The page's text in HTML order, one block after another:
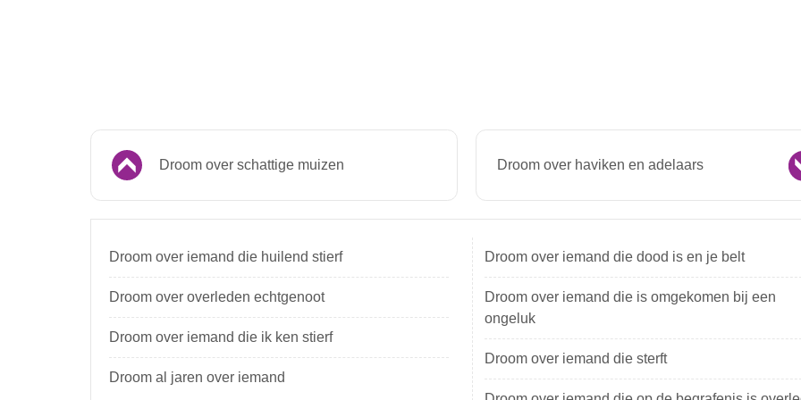
Droom over schattige muizen Droom over haviken en adelaars
Droom over iemand die huilend stierf
Droom over overleden echtgenoot
Droom over iemand die ik ken stierf
Droom al jaren over iemand
Droom over iemand die dood is en je belt
Droom over iemand die is omgekomen bij een
ongeluk
Droom over iemand die sterft